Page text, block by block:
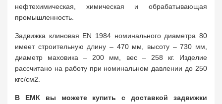
нефтехимическая, химическая и обрабатывающая
промышленность.
Задвижка клиновая EN 1984 номинального диаметра 80
имеет строительную длину – 470 мм, высоту – 730 мм,
диаметр маховика – 200 мм, вес – 258 кг. Изделие
рассчитано на работу при номинальном давлении до 250
кгс/cм2.
В ЕМК вы можете купить с доставкой задвижки